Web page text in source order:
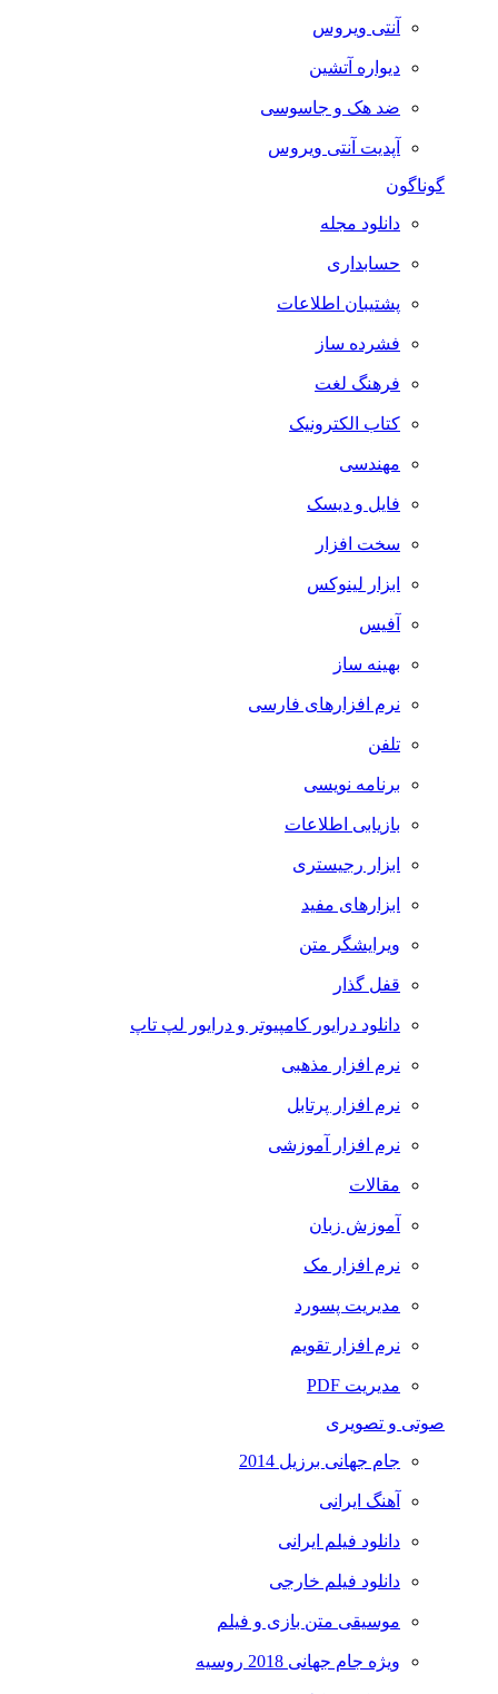
آنتی ویروس
دیواره آتشین
ضد هک و جاسوسی
آپدیت آنتی ویروس
گوناگون
دانلود مجله
حسابداری
پشتیبان اطلاعات
فشرده ساز
فرهنگ لغت
کتاب الکترونیک
مهندسی
فایل و دیسک
سخت افزار
ابزار لینوکس
آفیس
بهینه ساز
نرم افزارهای فارسی
تلفن
برنامه نویسی
بازیابی اطلاعات
ابزار رجیستری
ابزارهای مفید
ویرایشگر متن
قفل گذار
دانلود درایور کامپیوتر و درایور لپ تاپ
نرم افزار مذهبی
نرم افزار پرتابل
نرم افزار آموزشی
مقالات
آموزش زبان
نرم افزار مک
مدیریت پسورد
نرم افزار تقویم
مدیریت PDF
صوتی و تصویری
جام جهانی برزیل 2014
آهنگ ایرانی
دانلود فیلم ایرانی
دانلود فیلم خارجی
موسیقی متن بازی و فیلم
ویژه جام جهانی 2018 روسیه